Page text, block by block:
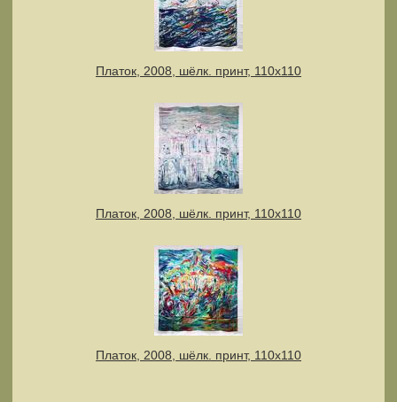
Платок, 2008, шёлк. принт, 110х110
Платок, 2008, шёлк. принт, 110х110
Платок, 2008, шёлк. принт, 110х110